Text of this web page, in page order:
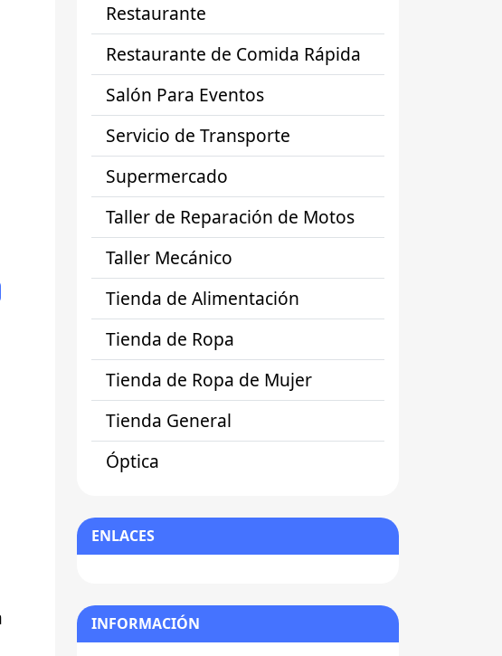
Restaurante
Restaurante de Comida Rápida
Salón Para Eventos
Servicio de Transporte
Supermercado
Taller de Reparación de Motos
Taller Mecánico
Tienda de Alimentación
Tienda de Ropa
Tienda de Ropa de Mujer
Tienda General
Óptica
ENLACES
INFORMACIÓN